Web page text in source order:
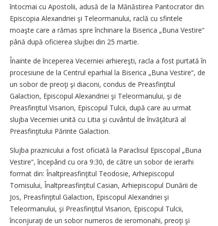
întocmai cu Apostolii, adusă de la Mănăstirea Pantocrator din
Episcopia Alexandriei şi Teleormanului, raclă cu sfintele
moaşte care a rămas spre închinare la Biserica „Buna Vestire“
până după oficierea slujbei din 25 martie.
Înainte de începerea Vecerniei arhiereşti, racla a fost purtată în
procesiune de la Centrul eparhial la Biserica „Buna Vestire“, de
un sobor de preoţi şi diaconi, condus de Preasfinţitul
Galaction, Episcopul Alexandriei şi Teleormanului, şi de
Preasfinţitul Visarion, Episcopul Tulcii, după care au urmat
slujba Vecerniei unită cu Litia şi cuvântul de învăţătură al
Preasfinţitului Părinte Galaction.
Slujba praznicului a fost oficiată la Paraclisul Episcopal „Buna
Vestire“, începând cu ora 9:30, de către un sobor de ierarhi
format din: Înaltpreasfinţitul Teodosie, Arhiepiscopul
Tomisului, Înaltpreasfinţitul Casian, Arhiepiscopul Dunării de
Jos, Preasfinţitul Galaction, Episcopul Alexandriei şi
Teleormanului, şi Preasfinţitul Visarion, Episcopul Tulcii,
înconjuraţi de un sobor numeros de ieromonahi, preoţi şi